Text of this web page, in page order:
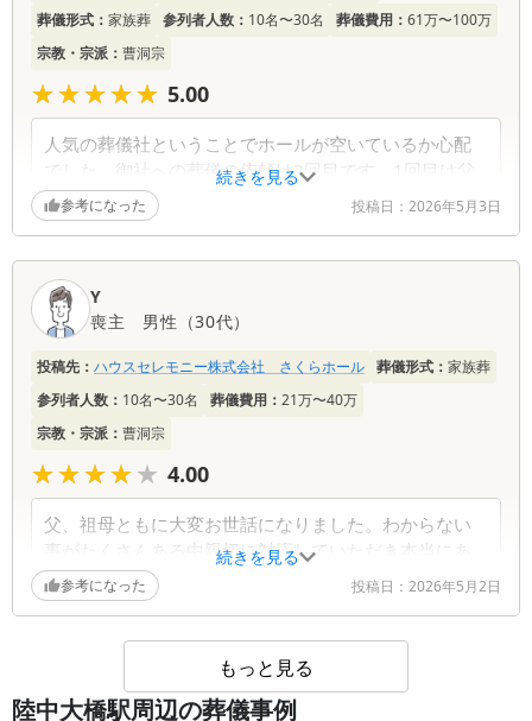
不安な夜を過ごされていたことと思います。 その
ような中で、お電話の対応が少しでも安心につなが
しております。また、担当者をはじめスタッフの対
応が、ご家族のお気持ちに寄り添うものとなってい
たのであれば何よりです。 ご葬儀は、ご家族にと
って大切な方をお見送りするかけがえのない時間で
す。これからも、ご家族のお気持ちを大切にしなが
ら、安心してお過ごしいただけるよう努めてまいり
続きを見る
葬儀形式： 家族葬 参列者人数： 10名〜30名 葬儀費用： 61万〜100万
宗教・宗派： 曹洞宗
★★★★★
★★★★★ 5.00
人気の葬儀社ということでホールが空いているか心配
でした。御社への葬儀の依頼は2回目です。1回目は父
の葬儀でしたが非常に満足でしたので次もお願いする
つもりでした。親族等の評価も高いです。規模、価
ました。葬儀の日程上ホールには4泊しました。敷布団
が一枚だったので少々腰に負担ｇありました。マット
レス等常備いただければありがたかったです。
再び大切な方のお見送りの場として当館をお選びい
ただき、ご家族皆様でお過ごしいただけたことを嬉
しく思います。お父様に続き、今回も安心してお見
送りいただけたとのお言葉や、ご親族の皆様からの
温かいご評価を拝見し、安堵しております。 ま
た、敷布団につきましては、4泊という長いご滞在
の中でご不便をおかけし申し訳ございませんでし
た。貴重なご意見として受け止め、さっそく布団業
者へ連絡を取りマットレスも合わせて借りられない
か相談を進めました。より快適にお過ごしいただけ
る環境づくりの参考にさせていただきます。 大切
な時間をご家族らしく過ごしていただける場所であ
参考になった 投稿日： 2026年5月3日
続きを見る
Y
喪主
男性 （30代）
投稿先： ハウスセレモニー株式会社 さくらホール 葬儀形式： 家族葬
参列者人数： 10名〜30名 葬儀費用： 21万〜40万
宗教・宗派： 曹洞宗
★★★★★
★★★★★ 4.00
父、祖母ともに大変お世話になりました。わからない
事がたくさんある中親切に対応していただき本当にあ
りがたかったです。ありがとうございました。
お父様に続き、お祖母様とのお別れに際しても、多
くのご不安やご心配を抱えながらお過ごしになられ
参考になった 投稿日： 2026年5月2日
もっと見る
陸中大橋駅周辺の葬儀事例